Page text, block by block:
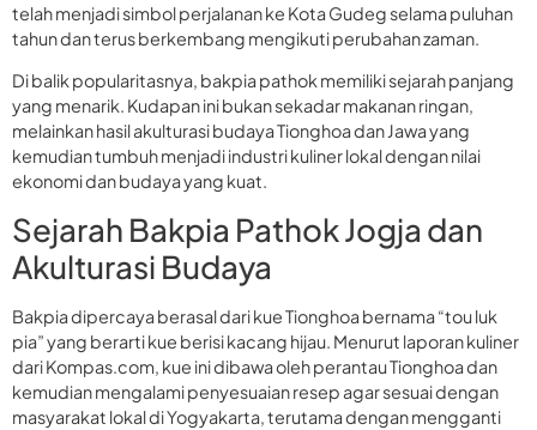
telah menjadi simbol perjalanan ke Kota Gudeg selama puluhan
tahun dan terus berkembang mengikuti perubahan zaman.
Di balik popularitasnya, bakpia pathok memiliki sejarah panjang
yang menarik. Kudapan ini bukan sekadar makanan ringan,
melainkan hasil akulturasi budaya Tionghoa dan Jawa yang
kemudian tumbuh menjadi industri kuliner lokal dengan nilai
ekonomi dan budaya yang kuat.
Sejarah Bakpia Pathok Jogja dan
Akulturasi Budaya
Bakpia dipercaya berasal dari kue Tionghoa bernama “tou luk
pia” yang berarti kue berisi kacang hijau. Menurut laporan kuliner
dari Kompas.com, kue ini dibawa oleh perantau Tionghoa dan
kemudian mengalami penyesuaian resep agar sesuai dengan
masyarakat lokal di Yogyakarta, terutama dengan mengganti